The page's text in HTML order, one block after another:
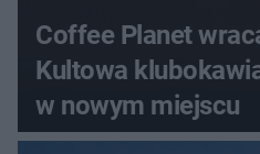
Coffee Planet
Kultowa
w nowym miejscu